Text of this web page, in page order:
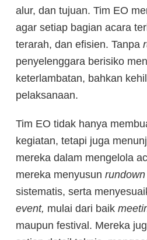
alur, dan tujuan. Tim EO
agar setiap bagian acara
terarah, dan efisien. Tanpa
penyelenggara berisiko
keterlambatan, bahkan
pelaksanaan.
Tim EO tidak hanya
kegiatan, tetapi juga
mereka dalam mengelola
mereka menyusun rundown
sistematis, serta
event, mulai dari baik
maupun festival. Mereka